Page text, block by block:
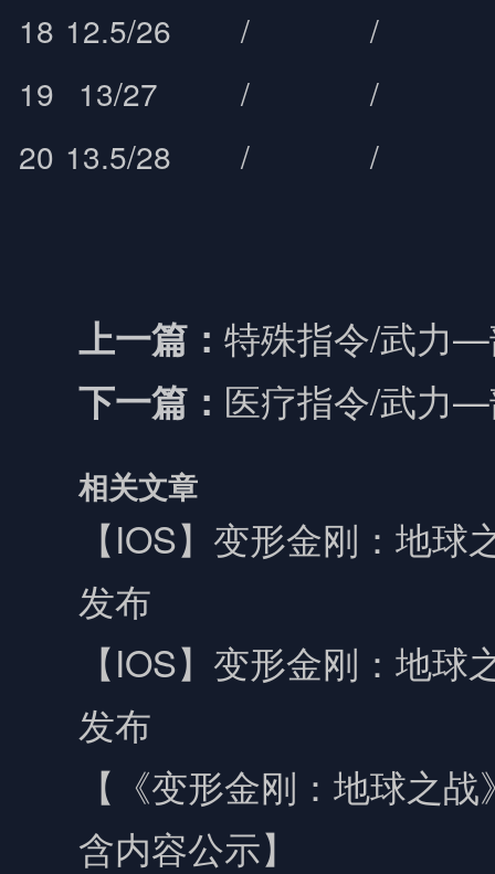
18 12.5/26 /
/
19
13/27 /
/
20 13.5/28 / /
上一篇： 特殊指令/武力
下一篇： 医疗指令/武力
相关文章
【IOS】变形金刚：地球
发布
【IOS】变形金刚：地球
发布
【《变形金刚：地球之
含内容公示】